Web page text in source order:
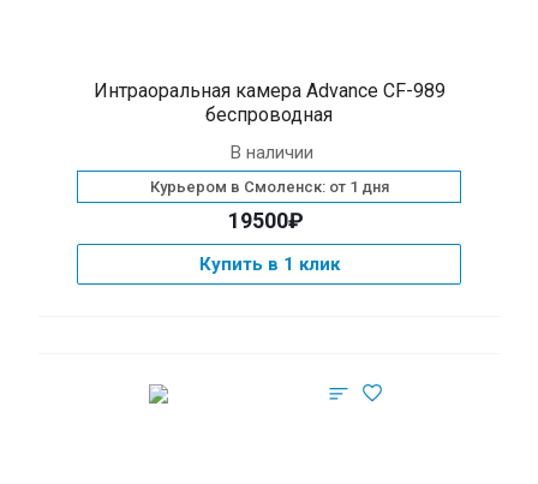
Интраоральная камера Advance CF-989
беспроводная
В наличии
Курьером в Смоленск: от 1 дня
19500₽
Купить в 1 клик